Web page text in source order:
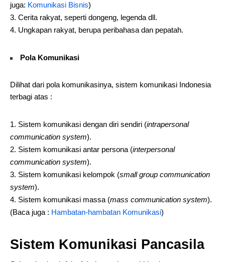
juga: Komunikasi Bisnis)
Cerita rakyat, seperti dongeng, legenda dll.
Ungkapan rakyat, berupa peribahasa dan pepatah.
Pola Komunikasi
Dilihat dari pola komunikasinya, sistem komunikasi Indonesia
terbagi atas :
Sistem komunikasi dengan diri sendiri (intrapersonal
communication system).
Sistem komunikasi antar persona (interpersonal
communication system).
Sistem komunikasi kelompok (small group communication
system).
Sistem komunikasi massa (mass communication system).
(Baca juga : Hambatan-hambatan Komunikasi)
Sistem Komunikasi Pancasila